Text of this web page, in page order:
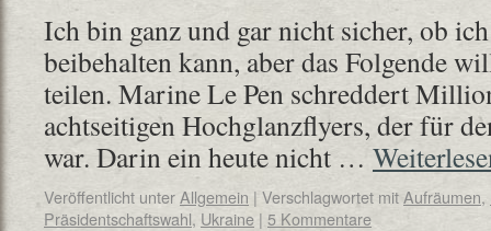
Ich bin ganz und gar nicht sicher, ob
beibehalten kann, aber das Folgende
teilen. Marine Le Pen schreddert
achtseitigen Hochglanzflyers, der für
war. Darin ein heute nicht …
Veröffentlicht unterAllgemein | Verschlagwortet mitAufräumen,
Präsidentschaftswahl, Ukraine | 5 Kommentare